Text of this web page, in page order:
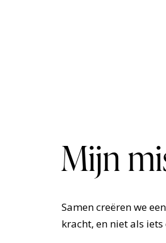
Mijn
Samen creëren we
kracht, en niet als